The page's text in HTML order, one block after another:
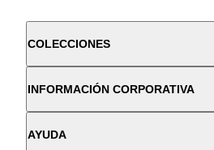
COLECCIONES
INFORMACIÓN CORPORATIVA
AYUDA